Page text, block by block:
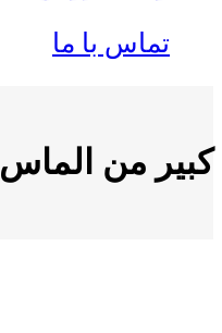
تماس با ما
كبير من الماس